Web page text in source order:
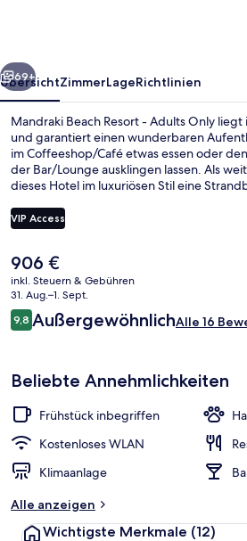
Weiter
69+
ÜbersichtZimmerLageRichtlinien
Mandraki Beach Resort - Adults Only
und garantiert einen wunderbaren
im Coffeeshop/Café etwas essen oder
der Bar/Lounge ausklingen lassen. Als
dieses Hotel im luxuriösen Stil eine
VIP Access
Der
aktuelle
Preis
beträgt
906 €.
906 €
inkl. Steuern & Gebühren
31. Aug.–1. Sept.
Bewertungen
9,89,8 von 10.
AußergewöhnlichAlle 16
Beliebte Annehmlichkeiten
Frühstück inbegriffen
Kostenloses WLAN
Klimaanlage
Alle anzeigen
Wichtigste Merkmale (12)